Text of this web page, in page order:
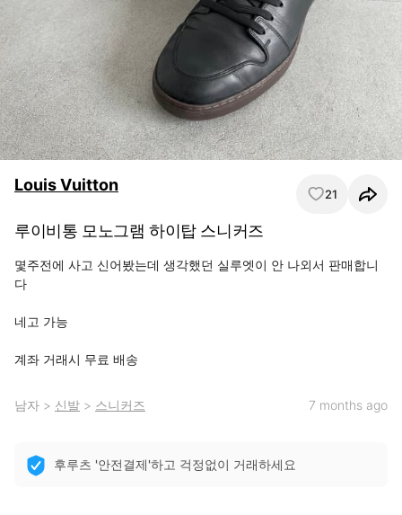
Louis Vuitton 21
루이비통 모노그램 하이탑 스니커즈
몇주전에 사고 신어봤는데 생각했던 실루엣이 안 나외서 판매합니
다
네고 가능
계좌 거래시 무료 배송
남자 > 신발 > 스니커즈 7 months ago
후루츠 '안전결제'하고 걱정없이 거래하세요